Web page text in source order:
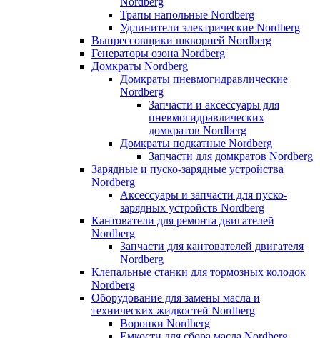
Трапы напольные Nordberg
Удлинители электрические Nordberg
Выпрессовщики шкворней Nordberg
Генераторы озона Nordberg
Домкраты Nordberg
Домкраты пневмогидравлические
Nordberg
Запчасти и аксессуары для
пневмогидравлических
домкратов Nordberg
Домкраты подкатные Nordberg
Запчасти для домкратов Nordberg
Зарядные и пуско-зарядные устройства
Nordberg
Аксессуары и запчасти для пуско-
зарядных устройств Nordberg
Кантователи для ремонта двигателей
Nordberg
Запчасти для кантователей двигателя
Nordberg
Клепальные станки для тормозных колодок
Nordberg
Оборудование для замены масла и
технических жидкостей Nordberg
Воронки Nordberg